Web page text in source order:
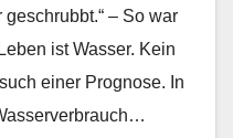
– So war
ist Wasser. Kein
einer Prognose. In